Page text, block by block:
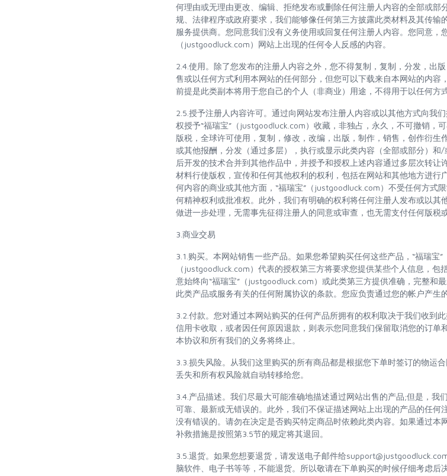
何理由或无理由更改、编辑、拒绝发布或删除任何注册人内容的全部或部
规、法律程序或政府要求，我们能够像任何第三方披露此类材料及其传输
服务提供商。您同意我们没有义务使用或回复任何注册人内容。您同意，
（justgoodluck.com）网站上出现的任何令人反感的内容。
2.4.使用。除了您发布的注册人内容之外，您不得复制，复制，分发，出
售或以任何方式利用本网站的任何部分，但您可以下载来自本网站的内容
前提是此类副本将用于您自己的个人（非商业）用途，不得用于以任何方
2.5.授予注册人内容许可。通过向网站发布注册人内容或以其他方式向我
权授予“福瑞宝”（justgoodluck.com）收藏，非独占，永久，不可撤销，
版税，全球许可使用，复制，修改，改编，出版，制作，销售，创作衍生
或其他报酬，分发（通过多层），执行或显示此类内容（全部或部分）和
后开发的技术合并到其他作品中，并授予和授权上述内容通过多层次转
材料行使版权，宣传和任何其他权利的权利，包括在网站和其他地方进行
何内容的商业或其他方面，“福瑞宝”（justgoodluck.com）不受任何方式
何精神权利或批准权。此外，我们有明确的权利将任何注册人发布或以其
做进一步处理，无需事先征得注册人的同意或审查，也无需支付任何版税或
3.商业交易
3.1.购买。本网站销售一些产品。如果您希望购买任何这些产品，“福瑞宝
（justgoodluck.com）代表的授权第三方将要求您提供某些个人信息，
意始终向“福瑞宝”（justgoodluck.com）或此类第三方提供准确，完整和
此类产品或服务有关的任何附属协议的条款。您应负责通过您的帐户产生
3.2.付款。您对通过本网站购买的任何产品所拥有的权利取决于我们收到
信用卡收取，或者因任何原因退款，则表示您同意我们保留取消您的订单
本协议和所有我们的义务将终止。
3.3.损失风险。从我们这里购买的所有商品都是根据您下单时签订的物运
丢失和所有权风险就自动转移给您。
3.4.产品描述。我们尽最大可能准确地描述通过网站出售的产品;但是，我
可靠、最新或无错误的。此外，我们不保证描述网站上出现的产品的任何
没有错误的。请勿在决定是否购买特定商品时依赖此类内容。如果通过本
补救措施是按照第3.5节的规定将其退回。
3.5.退货。如果您想要退货，请发送电子邮件给
脑软件、电子书等等，不能退货。所以敬请在下单购买的时候仔细考虑后决